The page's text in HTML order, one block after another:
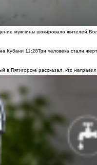
мужчины шокировало жителей
Кубани 11:28Три человека стали
Пятигорске рассказал, кто направил